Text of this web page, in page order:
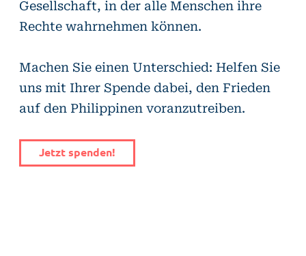
Gesellschaft, in der alle Menschen ihre
Rechte wahrnehmen können.
Machen Sie einen Unterschied: Helfen Sie
uns mit Ihrer Spende dabei, den Frieden
auf den Philippinen voranzutreiben.
Jetzt spenden!